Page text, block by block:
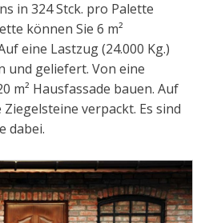
in 324 Stck. pro Palette
können Sie 6 m²
eine Lastzug (24.000 Kg.)
und geliefert. Von eine
m² Hausfassade bauen. Auf
verpackt. Es sind
dabei.